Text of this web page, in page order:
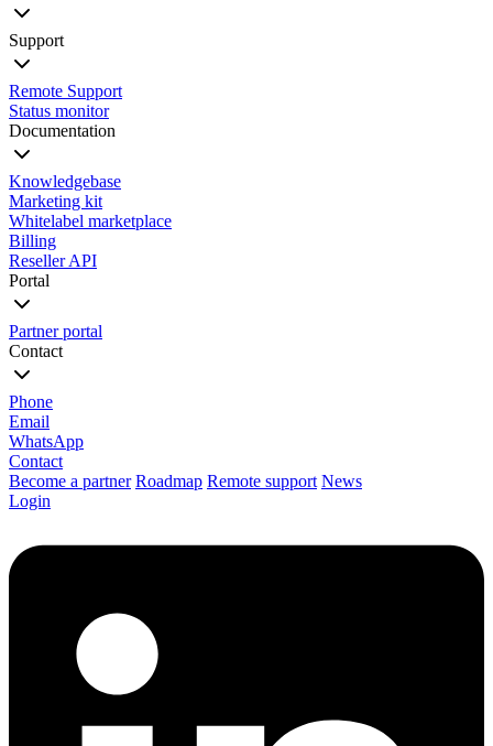
Support
Remote Support
Status monitor
Documentation
Knowledgebase
Marketing kit
Whitelabel marketplace
Billing
Reseller API
Portal
Partner portal
Contact
Phone
Email
WhatsApp
Contact
Become a partner Roadmap Remote support News
Login